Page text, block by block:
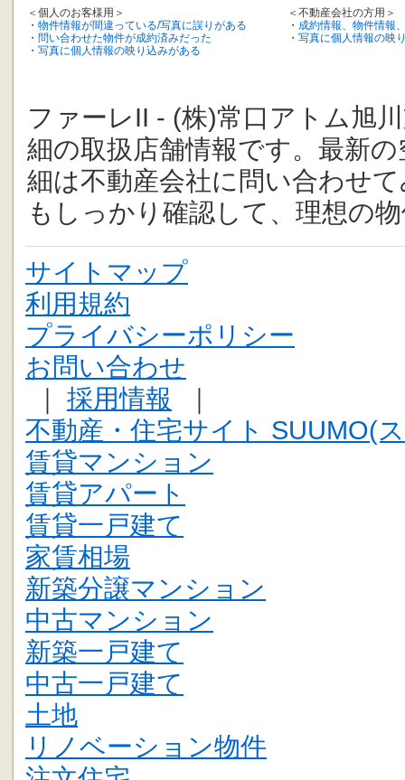
＜個人のお客様用＞
・ 物件情報が間違っている/写真に誤りがある
・ 問い合わせた物件が成約済みだった
・ 写真に個人情報の映り込みがある
＜不動産会社の方用＞
・ 成約情報、物件情報
・ 写真に個人情報の映
ファーレII - (株)常口アトム旭
細の取扱店舗情報です。最新
細は不動産会社に問い合わせ
もしっかり確認して、理想の
サイトマップ
利用規約
プライバシーポリシー
お問い合わせ
｜ 採用情報 ｜
不動産・住宅サイト SUUMO(
賃貸マンション
賃貸アパート
賃貸一戸建て
家賃相場
新築分譲マンション
中古マンション
新築一戸建て
中古一戸建て
土地
リノベーション物件